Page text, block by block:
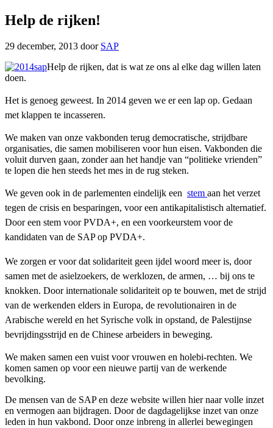
Help de rijken!
29 december, 2013 door SAP
Help de rijken, dat is wat ze ons al elke dag willen laten
doen.
Het is genoeg geweest. In 2014 geven we er een lap op. Gedaan
met klappen te incasseren.
We maken van onze vakbonden terug democratische, strijdbare
organisaties, die samen mobiliseren voor hun eisen. Vakbonden die
voluit durven gaan, zonder aan het handje van “politieke vrienden”
te lopen die hen steeds het mes in de rug steken.
We geven ook in de parlementen eindelijk een stem aan het verzet
tegen de crisis en besparingen, voor een antikapitalistisch alternatief.
Door een stem voor PVDA+, en een voorkeurstem voor de
kandidaten van de SAP op PVDA+.
We zorgen er voor dat solidariteit geen ijdel woord meer is, door
samen met de asielzoekers, de werklozen, de armen, … bij ons te
knokken. Door internationale solidariteit op te bouwen, met de strijd
van de werkenden elders in Europa, de revolutionairen in de
Arabische wereld en het Syrische volk in opstand, de Palestijnse
bevrijdingsstrijd en de Chinese arbeiders in beweging.
We maken samen een vuist voor vrouwen en holebi-rechten. We
komen samen op voor een nieuwe partij van de werkende
bevolking.
De mensen van de SAP en deze website willen hier naar volle inzet
en vermogen aan bijdragen. Door de dagdagelijkse inzet van onze
leden in hun vakbond. Door onze inbreng in allerlei bewegingen